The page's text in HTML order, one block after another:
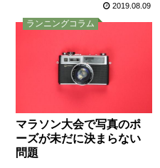
2019.08.09
ランニングコラム
マラソン大会で写真のポ
ーズが未だに決まらない
問題